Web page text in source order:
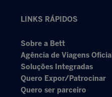
LINKS RÁPIDOS
Sobre a Bett
Agência de Viagens Oficial
Soluções Integradas
Quero Expor/Patrocinar
Quero ser parceiro